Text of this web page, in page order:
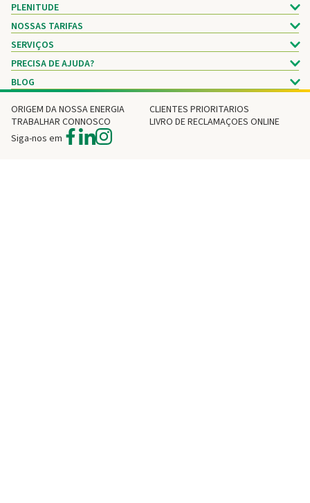
PLENITUDE
NOSSAS TARIFAS
SERVIÇOS
PRECISA DE AJUDA?
BLOG
ORIGEM DA NOSSA ENERGIA
CLIENTES PRIORITARIOS
TRABALHAR CONNOSCO
LIVRO DE RECLAMAÇOES ONLINE
Siga-nos em